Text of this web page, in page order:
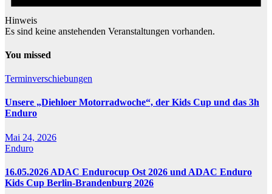
Hinweis
Es sind keine anstehenden Veranstaltungen vorhanden.
You missed
Terminverschiebungen
Unsere „Diehloer Motorradwoche“, der Kids Cup und das 3h
Enduro
Mai 24, 2026
Enduro
16.05.2026 ADAC Endurocup Ost 2026 und ADAC Enduro
Kids Cup Berlin-Brandenburg 2026